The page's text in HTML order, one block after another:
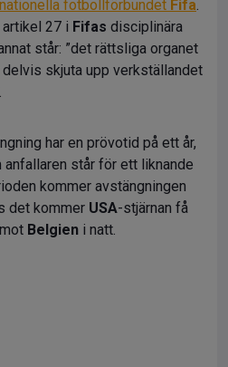
fotbollförbundet Fifa.
27 i Fifas disciplinära
står: ”det rättsliga organet
skjuta upp verkställandet
har en prövotid på ett år,
anfallaren står för ett liknande
kommer avstängningen
det kommer USA-stjärnan få
Belgien i natt.